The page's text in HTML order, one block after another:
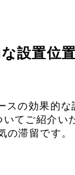
設置位
の効果的な
てご紹介い
滞留です